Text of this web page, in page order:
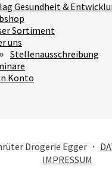
Gesundheit &
Sortiment
uns
Stellenausschreibung
Konto
Drogerie Egger ・
IMPRESSUM